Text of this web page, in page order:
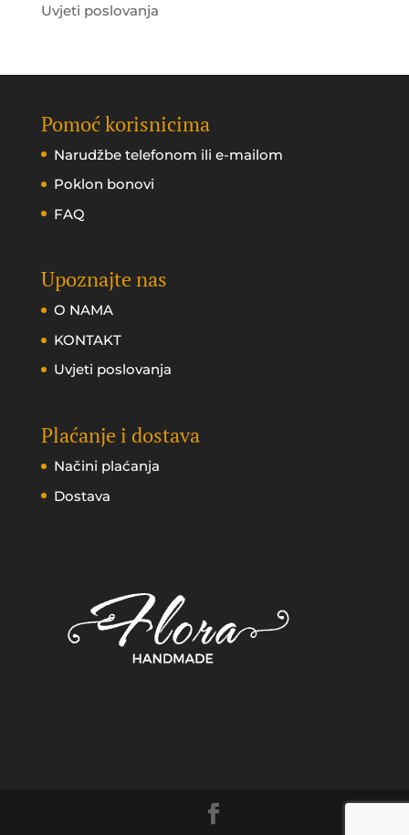
Uvjeti poslovanja
Pomoć korisnicima
Narudžbe telefonom ili e-mailom
Poklon bonovi
FAQ
Upoznajte nas
O NAMA
KONTAKT
Uvjeti poslovanja
Plaćanje i dostava
Načini plaćanja
Dostava